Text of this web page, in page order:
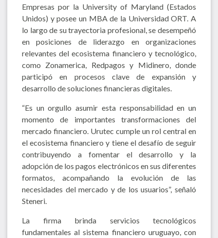
Empresas por la University of Maryland (Estados
Unidos) y posee un MBA de la Universidad ORT. A
lo largo de su trayectoria profesional, se desempeñó
en posiciones de liderazgo en organizaciones
relevantes del ecosistema financiero y tecnológico,
como Zonamerica, Redpagos y Midinero, donde
participó en procesos clave de expansión y
desarrollo de soluciones financieras digitales.
“Es un orgullo asumir esta responsabilidad en un
momento de importantes transformaciones del
mercado financiero. Urutec cumple un rol central en
el ecosistema financiero y tiene el desafío de seguir
contribuyendo a fomentar el desarrollo y la
adopción de los pagos electrónicos en sus diferentes
formatos, acompañando la evolución de las
necesidades del mercado y de los usuarios”, señaló
Steneri.
La firma brinda servicios tecnológicos
fundamentales al sistema financiero uruguayo, con